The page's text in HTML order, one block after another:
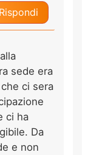
Rispondi
sede era
ci sera
ci ha
Da
e non